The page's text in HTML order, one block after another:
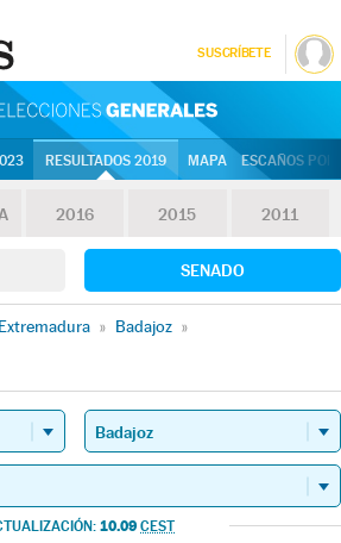
SUSCRÍBETE
RESULTADOS 2019 MAPA ESCAÑOS
2016 2015 2011
SENADO
Extremadura » Badajoz »
10.09 CEST